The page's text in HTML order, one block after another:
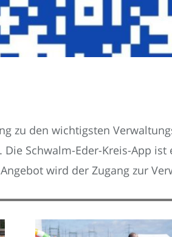
zu den wichtigsten
Schwalm-Eder-Kreis-App
wird der Zugang zur